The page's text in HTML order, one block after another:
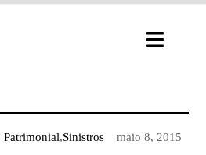
Patrimonial,Sinistros maio 8, 2015